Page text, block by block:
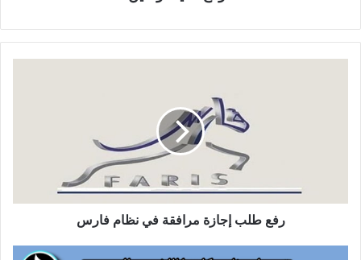
رفع طلب إجازة مرافقة في نظام فارس